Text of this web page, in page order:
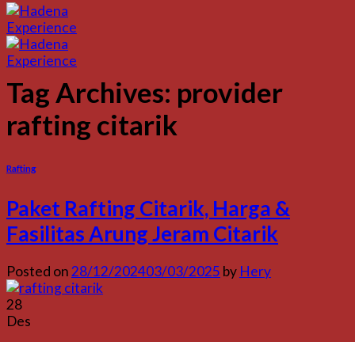
Tag Archives: provider
rafting citarik
Rafting
Paket Rafting Citarik, Harga &
Fasilitas Arung Jeram Citarik
Posted on28/12/202403/03/2025 by Hery
28
Des